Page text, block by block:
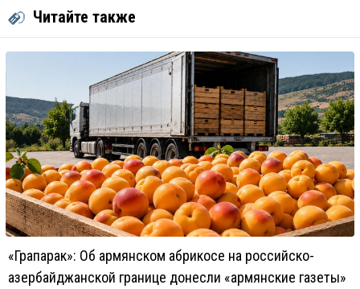
Читайте также
«Грапарак»: Об армянском абрикосе на российско-
азербайджанской границе донесли «армянские газеты»